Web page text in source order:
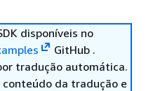
disponíveis no
GitHub .
tradução automática.
da tradução e